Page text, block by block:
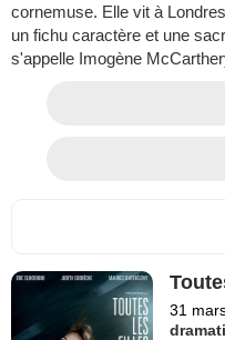
cornemuse. Elle vit à
un fichu caractère et une
s'appelle Imogène
31